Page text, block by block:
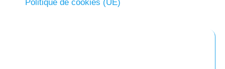
Politique de cookies (UE)